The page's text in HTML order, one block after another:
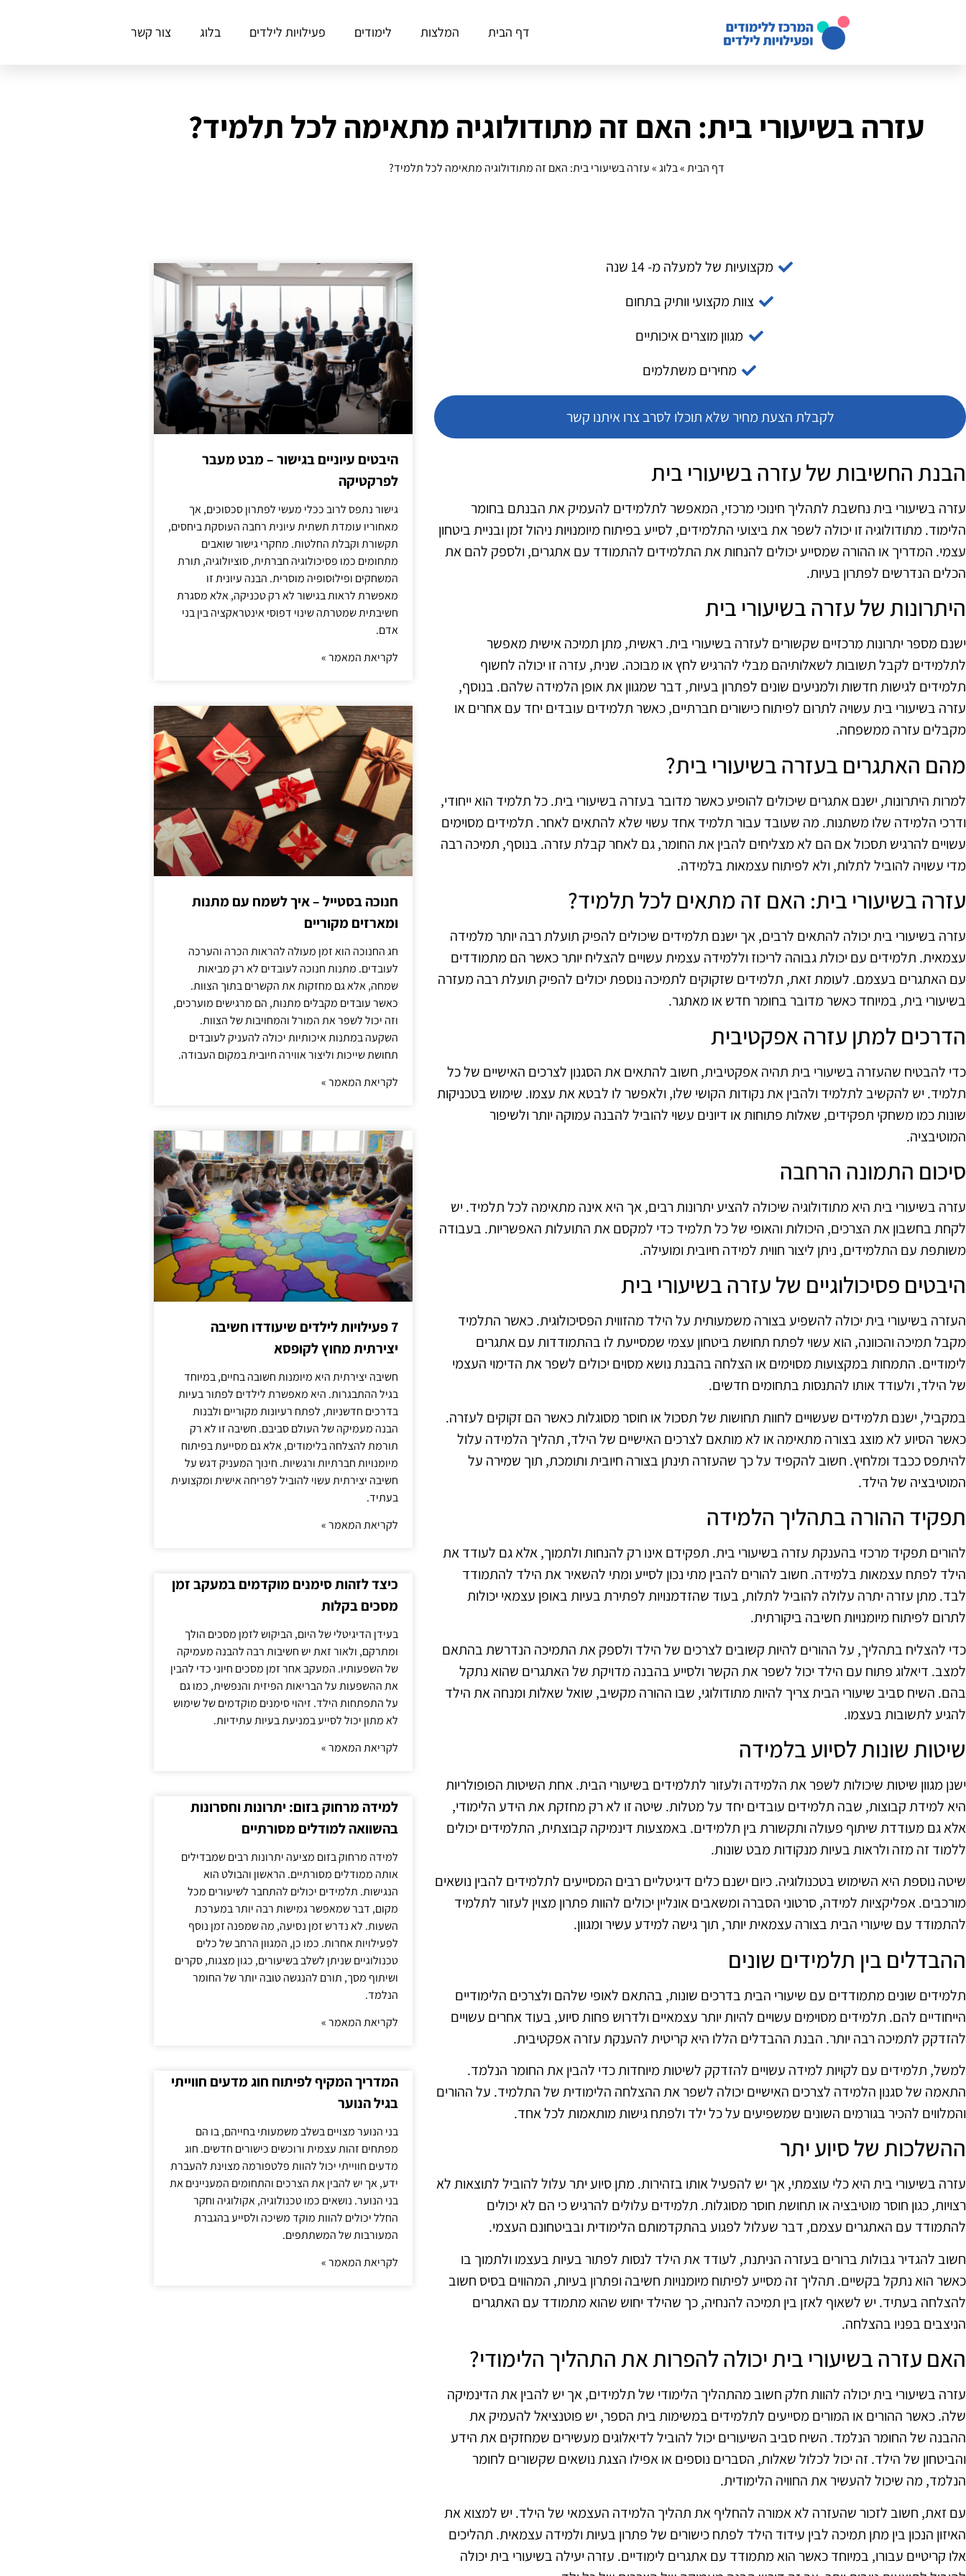
דף הבית המלצות לימודים פעילויות לילדים בלוג צור קשר
עזרה בשיעורי בית: האם זה מתודולוגיה מתאימה לכל תלמיד?
דף הבית»בלוג»עזרה בשיעורי בית: האם זה מתודולוגיה מתאימה לכל תלמיד?
מקצועיות של למעלה מ- 14 שנה
צוות מקצועי וותיק בתחום
מגוון מוצרים איכותיים
מחירים משתלמים
לקבלת הצעת מחיר שלא תוכלו לסרב צרו איתנו קשר
הבנת החשיבות של עזרה בשיעורי בית
עזרה בשיעורי בית נחשבת לתהליך חינוכי מרכזי, המאפשר לתלמידים להעמיק את הבנתם בחומר
הלימוד. מתודולוגיה זו יכולה לשפר את ביצועי התלמידים, לסייע בפיתוח מיומנויות ניהול זמן ובניית ביטחון
עצמי. המדריך או ההורה שמסייע יכולים להנחות את התלמידים להתמודד עם אתגרים, ולספק להם את
הכלים הנדרשים לפתרון בעיות.
היתרונות של עזרה בשיעורי בית
ישנם מספר יתרונות מרכזיים שקשורים לעזרה בשיעורי בית. ראשית, מתן תמיכה אישית מאפשר
לתלמידים לקבל תשובות לשאלותיהם מבלי להרגיש לחץ או מבוכה. שנית, עזרה זו יכולה לחשוף
תלמידים לגישות חדשות ולמניעים שונים לפתרון בעיות, דבר שמגוון את אופן הלמידה שלהם. בנוסף,
עזרה בשיעורי בית עשויה לתרום לפיתוח כישורים חברתיים, כאשר תלמידים עובדים יחד עם אחרים או
מקבלים עזרה ממשפחה.
מהם האתגרים בעזרה בשיעורי בית?
למרות היתרונות, ישנם אתגרים שיכולים להופיע כאשר מדובר בעזרה בשיעורי בית. כל תלמיד הוא ייחודי,
ודרכי הלמידה שלו משתנות. מה שעובד עבור תלמיד אחד עשוי שלא להתאים לאחר. תלמידים מסוימים
עשויים להרגיש תסכול אם הם לא מצליחים להבין את החומר, גם לאחר קבלת עזרה. בנוסף, תמיכה רבה
מדי עשויה להוביל לתלות, ולא לפיתוח עצמאות בלמידה.
עזרה בשיעורי בית: האם זה מתאים לכל תלמיד?
עזרה בשיעורי בית יכולה להתאים לרבים, אך ישנם תלמידים שיכולים להפיק תועלת רבה יותר מלמידה
עצמאית. תלמידים עם יכולת גבוהה לריכוז וללמידה עצמית עשויים להצליח יותר כאשר הם מתמודדים
עם האתגרים בעצמם. לעומת זאת, תלמידים שזקוקים לתמיכה נוספת יכולים להפיק תועלת רבה מעזרה
בשיעורי בית, במיוחד כאשר מדובר בחומר חדש או מאתגר.
הדרכים למתן עזרה אפקטיבית
כדי להבטיח שהעזרה בשיעורי בית תהיה אפקטיבית, חשוב להתאים את הסגנון לצרכים האישיים של כל
תלמיד. יש להקשיב לתלמיד ולהבין את נקודות הקושי שלו, ולאפשר לו לבטא את עצמו. שימוש בטכניקות
שונות כמו משחקי תפקידים, שאלות פתוחות או דיונים עשוי להוביל להבנה עמוקה יותר ולשיפור
המוטיבציה.
סיכום התמונה הרחבה
עזרה בשיעורי בית היא מתודולוגיה שיכולה להציע יתרונות רבים, אך היא אינה מתאימה לכל תלמיד. יש
לקחת בחשבון את הצרכים, היכולות והאופי של כל תלמיד כדי למקסם את התועלות האפשריות. בעבודה
משותפת עם התלמידים, ניתן ליצור חווית למידה חיובית ומועילה.
היבטים פסיכולוגיים של עזרה בשיעורי בית
העזרה בשיעורי בית יכולה להשפיע בצורה משמעותית על הילד מהזווית הפסיכולוגית. כאשר התלמיד
מקבל תמיכה והכוונה, הוא עשוי לפתח תחושת ביטחון עצמי שמסייעת לו בהתמודדות עם אתגרים
לימודיים. התמחות במקצועות מסוימים או הצלחה בהבנת נושא מסוים יכולים לשפר את הדימוי העצמי
של הילד, ולעודד אותו להתנסות בתחומים חדשים.
במקביל, ישנם תלמידים שעשויים לחוות תחושות של תסכול או חוסר מסוגלות כאשר הם זקוקים לעזרה.
כאשר הסיוע לא מוצג בצורה מתאימה או לא מותאם לצרכים האישיים של הילד, תהליך הלמידה עלול
להיתפס ככבד ומלחיץ. חשוב להקפיד על כך שהעזרה תינתן בצורה חיובית ותומכת, תוך שמירה על
המוטיבציה של הילד.
תפקיד ההורה בתהליך הלמידה
להורים תפקיד מרכזי בהענקת עזרה בשיעורי בית. תפקידם אינו רק להנחות ולתמוך, אלא גם לעודד את
הילד לפתח עצמאות בלמידה. חשוב להורים להבין מתי נכון לסייע ומתי להשאיר את הילד להתמודד
לבד. מתן עזרה יתרה עלולה להוביל לתלות, בעוד שהזדמנויות לפתירת בעיות באופן עצמאי יכולות
לתרום לפיתוח מיומנויות חשיבה ביקורתית.
כדי להצליח בתהליך, על ההורים להיות קשובים לצרכים של הילד ולספק את התמיכה הנדרשת בהתאם
למצב. דיאלוג פתוח עם הילד יכול לשפר את הקשר ולסייע בהבנה מדויקת של האתגרים שהוא נתקל
בהם. השיח סביב שיעורי הבית צריך להיות מתודולוגי, שבו ההורה מקשיב, שואל שאלות ומנחה את הילד
להגיע לתשובות בעצמו.
שיטות שונות לסיוע בלמידה
ישנן מגוון שיטות שיכולות לשפר את הלמידה ולעזור לתלמידים בשיעורי הבית. אחת השיטות הפופולריות
היא למידת קבוצות, שבה תלמידים עובדים יחד על מטלות. שיטה זו לא רק מחזקת את הידע הלימודי,
אלא גם מעודדת שיתוף פעולה ותקשורת בין תלמידים. באמצעות דינמיקה קבוצתית, התלמידים יכולים
ללמוד זה מזה ולראות בעיות מנקודות מבט שונות.
שיטה נוספת היא השימוש בטכנולוגיה. כיום ישנם כלים דיגיטליים רבים המסייעים לתלמידים להבין נושאים
מורכבים. אפליקציות למידה, סרטוני הסברה ומשאבים אונליין יכולים להוות פתרון מצוין לעזור לתלמיד
להתמודד עם שיעורי הבית בצורה עצמאית יותר, תוך גישה למידע עשיר ומגוון.
ההבדלים בין תלמידים שונים
תלמידים שונים מתמודדים עם שיעורי הבית בדרכים שונות, בהתאם לאופי שלהם ולצרכים הלימודיים
הייחודיים להם. תלמידים מסוימים עשויים להיות יותר עצמאיים ולדרוש פחות סיוע, בעוד אחרים עשויים
להזדקק לתמיכה רבה יותר. הבנת ההבדלים הללו היא קריטית להענקת עזרה אפקטיבית.
למשל, תלמידים עם לקויות למידה עשויים להזדקק לשיטות מיוחדות כדי להבין את החומר הנלמד.
התאמה של סגנון הלמידה לצרכים האישיים יכולה לשפר את ההצלחה הלימודית של התלמיד. על ההורים
והמלווים להכיר בגורמים השונים שמשפיעים על כל ילד ולפתח גישות מותאמות לכל אחד.
ההשלכות של סיוע יתר
עזרה בשיעורי בית היא כלי עוצמתי, אך יש להפעיל אותו בזהירות. מתן סיוע יתר עלול להוביל לתוצאות לא
רצויות, כגון חוסר מוטיבציה או תחושת חוסר מסוגלות. תלמידים עלולים להרגיש כי הם לא יכולים
להתמודד עם האתגרים עצמם, דבר שעלול לפגוע בהתקדמותם הלימודית ובביטחונם העצמי.
חשוב להגדיר גבולות ברורים בעזרה הניתנת, לעודד את הילד לנסות לפתור בעיות בעצמו ולתמוך בו
כאשר הוא נתקל בקשיים. תהליך זה מסייע לפיתוח מיומנויות חשיבה ופתרון בעיות, המהווים בסיס חשוב
להצלחה בעתיד. יש לשאוף לאזן בין תמיכה להנחיה, כך שהילד יחוש שהוא מתמודד עם האתגרים
הניצבים בפניו בהצלחה.
האם עזרה בשיעורי בית יכולה להפרות את התהליך הלימודי?
עזרה בשיעורי בית יכולה להוות חלק חשוב מהתהליך הלימודי של תלמידים, אך יש להבין את הדינמיקה
שלה. כאשר ההורים או המורים מסייעים לתלמידים במשימות בית הספר, יש פוטנציאל להעמיק את
ההבנה של החומר הנלמד. השיח סביב השיעורים יכול להוביל לדיאלוגים מעשירים שמחזקים את הידע
והביטחון של הילד. זה יכול לכלול שאלות, הסברים נוספים או אפילו הצגת נושאים שקשורים לחומר
הנלמד, מה שיכול להעשיר את החוויה הלימודית.
עם זאת, חשוב לזכור שהעזרה לא אמורה להחליף את תהליך הלמידה העצמאי של הילד. יש למצוא את
האיזון הנכון בין מתן תמיכה לבין עידוד הילד לפתח כישורים של פתרון בעיות ולמידה עצמאית. תהליכים
אלו קריטיים עבורו, במיוחד כאשר הוא מתמודד עם אתגרים לימודיים. עזרה יעילה בשיעורי בית יכולה
היבטים עיוניים בגישור – מבט מעבר
לפרקטיקה
גישור נתפס לרוב ככלי מעשי לפתרון סכסוכים, אך
מאחוריו עומדת תשתית עיונית רחבה העוסקת ביחסים,
תקשורת וקבלת החלטות. מחקרי גישור שואבים
מתחומים כמו פסיכולוגיה חברתית, סוציולוגיה, תורת
המשחקים ופילוסופיה מוסרית. הבנה עיונית זו
מאפשרת לראות בגישור לא רק טכניקה, אלא מסגרת
חשיבתית שמטרתה שינוי דפוסי אינטראקציה בין בני
אדם.
לקריאת המאמר »
חנוכה בסטייל – איך לשמח עם מתנות
ומארזים מקוריים
חג החנוכה הוא זמן מעולה להראות הכרה והערכה
לעובדים. מתנות חנוכה לעובדים לא רק מביאות
שמחה, אלא גם מחזקות את הקשרים בתוך הצוות.
כאשר עובדים מקבלים מתנות, הם מרגישים מוערכים,
וזה יכול לשפר את המורל והמחויבות של הצוות.
השקעה במתנות איכותיות יכולה להעניק לעובדים
תחושת שייכות וליצור אווירה חיובית במקום העבודה.
לקריאת המאמר »
7 פעילויות לילדים שיעודדו חשיבה
יצירתית מחוץ לקופסא
חשיבה יצירתית היא מיומנות חשובה בחיים, במיוחד
בגיל ההתבגרות. היא מאפשרת לילדים לפתור בעיות
בדרכים חדשניות, לפתח רעיונות מקוריים ולבנות
הבנה מעמיקה של העולם סביבם. חשיבה זו לא רק
תורמת להצלחה בלימודים, אלא גם מסייעת בפיתוח
מיומנויות חברתיות ורגשיות. חינוך המעניק דגש על
חשיבה יצירתית עשוי להוביל לפריחה אישית ומקצועית
בעתיד.
לקריאת המאמר »
כיצד לזהות סימנים מוקדמים במעקב זמן
מסכים בקלות
בעידן הדיגיטלי של היום, הביקוש לזמן מסכים הולך
ומתרקם, ולאור זאת יש חשיבות רבה להבנה מעמיקה
של השפעותיו. המעקב אחר זמן מסכים חיוני כדי להבין
את ההשפעות על הבריאות הפיזית והנפשית, כמו גם
על התפתחות הילד. זיהוי סימנים מוקדמים של שימוש
לא מתון יכול לסייע במניעת בעיות עתידיות.
לקריאת המאמר »
למידה מרחוק בזום: יתרונות וחסרונות
בהשוואה למודלים מסורתיים
למידה מרחוק בזום מציעה יתרונות רבים שמבדילים
אותה ממודלים מסורתיים. הראשון והבולט הוא
הנגישות. תלמידים יכולים להתחבר לשיעורים מכל
מקום, דבר שמאפשר גמישות רבה יותר במערכת
השעות. לא נדרש זמן נסיעה, מה שמפנה זמן נוסף
לפעילויות אחרות. כמו כן, המגוון הרחב של כלים
טכנולוגיים שניתן לשלב בשיעורים, כגון מצגות, סקרים
ושיתוף מסך, תורם להנגשה טובה יותר של החומר
הנלמד.
לקריאת המאמר »
המדריך המקיף לפיתוח חוג מדעים חווייתי
בגיל הנוער
בני הנוער מצויים בשלב משמעותי בחייהם, בו הם
מפתחים זהות עצמית ורוכשים כישורים חדשים. חוג
מדעים חווייתי יכול להוות פלטפורמה מצוינת להעברת
ידע, אך יש להבין את הצרכים והתחומים המעניינים את
בני הנוער. נושאים כמו טכנולוגיה, אקולוגיה וחקר
החלל יכולים להוות מוקד משיכה ולסייע בהגברת
המעורבות של המשתתפים.
לקריאת המאמר »